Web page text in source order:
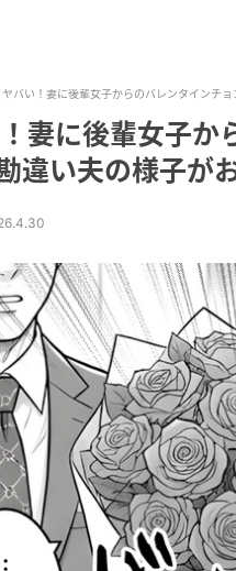
ヤバい！妻に後輩女子からのバレンタインチ
！妻に後輩女子
違い夫の様子が